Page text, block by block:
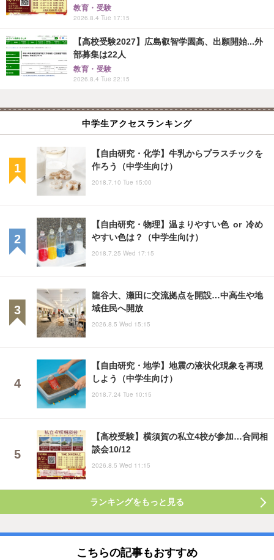
教育・受験
2026.8.4 Tue 17:15
【高校受験2027】広島叡智学園高、出願開始...外
部募集は22人
教育・受験
2026.8.4 Tue 22:15
中学生アクセスランキング
【自由研究・化学】牛乳からプラスチックを
作ろう（中学生向け）
2018.7.10 Tue 15:00
【自由研究・物理】温まりやすい色 or 冷め
やすい色は？（中学生向け）
2018.7.25 Wed 17:15
龍谷大、瀬田に交流拠点を開設…中高生や地
域住民へ開放
2026.8.5 Wed 15:15
【自由研究・地学】地震の液状化現象を再現
しよう（中学生向け）
2018.7.24 Tue 10:15
【高校受験】横須賀の私立4校が参加…合同相
談会10/12
2026.8.5 Wed 11:15
ランキングをもっと見る
こちらの記事もおすすめ